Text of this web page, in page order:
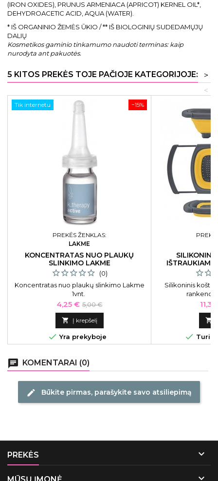
(IRON OXIDES), PRUNUS ARMENIACA (APRICOT) KERNEL OIL*,
DEHYDROACETIC ACID, AQUA (WATER).
* IŠ ORGANINIO ŽEMĖS ŪKIO / ** IŠ BIOLOGINIŲ SUDEDAMŲJŲ
DALIŲ
Kosmetikos gaminio tinkamumo naudoti terminas: kaip
nurodyta ant pakuotės.
5 KITOS PREKĖS TOJE PAČIOJE KATEGORIJOJE:
>
<
−15%
Tik internetu
PREKĖS ŽENKLAS:
LAKME
KONCENTRATAS NUO PLAUKŲ
SLINKIMO LAKME
(0)
Koncentratas nuo plaukų slinkimo Lakme
1vnt.
Kaina
4,25 € Bazinė
kaina
5,00 €
 Į krepšelį
 Yra prekyboje
Silikoninis


chat KOMENTARAI (0)
edit Būkite pirmas, parašykite savo atsiliepimą
PREKĖS 
